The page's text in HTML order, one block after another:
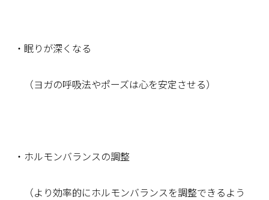
・眠りが深くなる
（ヨガの呼吸法やポーズは心を安定させる）
・ホルモンバランスの調整
（より効率的にホルモンバランスを調整できるよう